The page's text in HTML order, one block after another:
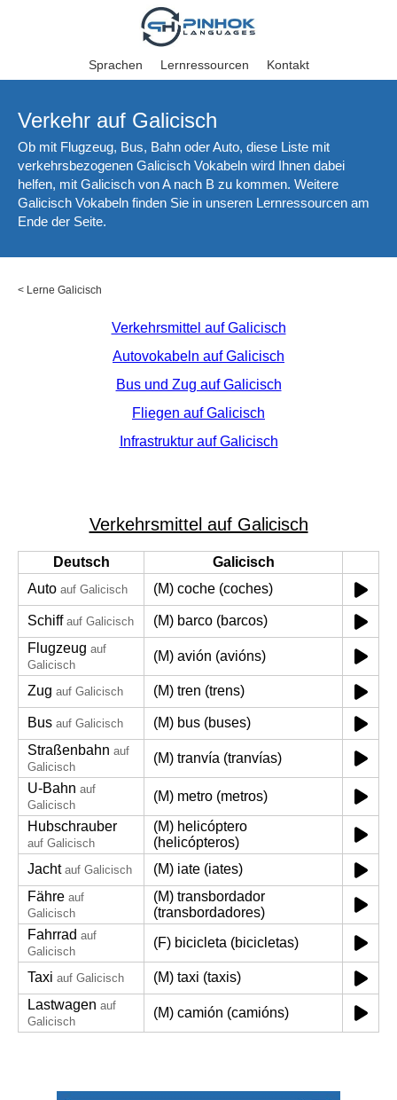
Sprachen Lernressourcen Kontakt
Verkehr auf Galicisch
Ob mit Flugzeug, Bus, Bahn oder Auto, diese Liste mit
verkehrsbezogenen Galicisch Vokabeln wird Ihnen dabei
helfen, mit Galicisch von A nach B zu kommen. Weitere
Galicisch Vokabeln finden Sie in unseren Lernressourcen am
Ende der Seite.
< Lerne Galicisch
Verkehrsmittel auf Galicisch
Autovokabeln auf Galicisch
Bus und Zug auf Galicisch
Fliegen auf Galicisch
Infrastruktur auf Galicisch
Verkehrsmittel auf Galicisch
Deutsch
Galicisch
Auto auf Galicisch (M) coche (coches)
Schiff auf Galicisch
(M) barco (barcos)
Flugzeug auf
Galicisch
(M) avión (avións)
Zug auf Galicisch (M) tren (trens)
Bus auf Galicisch
(M) bus (buses)
Straßenbahn auf
Galicisch
(M) tranvía (tranvías)
U-Bahn auf
Galicisch
(M) metro (metros)
Hubschrauber
auf Galicisch
(M) helicóptero
(helicópteros)
Jacht auf Galicisch
(M) iate (iates)
Fähre auf
Galicisch
(M) transbordador
(transbordadores)
Fahrrad auf
Galicisch
(F) bicicleta (bicicletas)
Taxi auf Galicisch
(M) taxi (taxis)
Lastwagen auf
Galicisch
(M) camión (camións)